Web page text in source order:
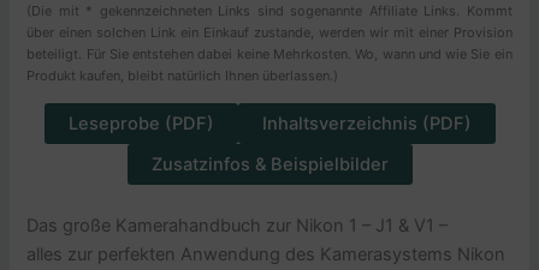
(Die mit * gekennzeichneten Links sind sogenannte Affiliate Links. Kommt
über einen solchen Link ein Einkauf zustande, werden wir mit einer Provision
beteiligt. Für Sie entstehen dabei keine Mehrkosten. Wo, wann und wie Sie ein
Produkt kaufen, bleibt natürlich Ihnen überlassen.)
Leseprobe (PDF)
Inhaltsverzeichnis (PDF)
Zusatzinfos & Beispielbilder
Das große Kamerahandbuch zur Nikon 1 – J1 & V1 –
alles zur perfekten Anwendung des Kamerasystems Nikon